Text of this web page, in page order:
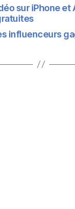
sur iPhone et
influenceurs